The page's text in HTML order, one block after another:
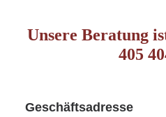
Unsere Beratung
405
Geschäftsadresse